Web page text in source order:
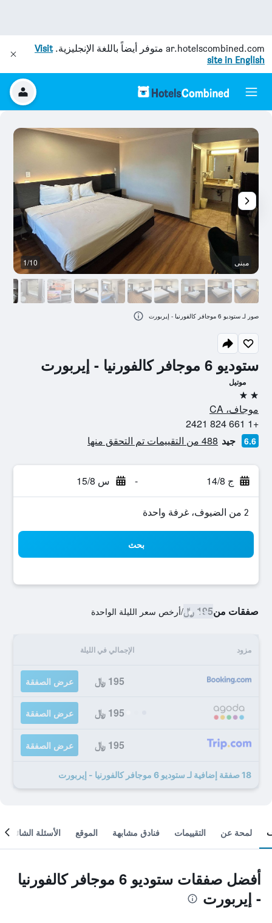
ar.hotelscombined.com متوفر أيضاً باللغة الإنجليزية.Visit
site in English
ستوديو 6 موجافر كالفورنيا - إيربورت
موتيل
2 نجمتين
موجاف، CA
+1 661 824 2421
6.6 جيد 488 من التقييمات تم التحقق منها
ج 14/8 - س 15/8
2 من الضيوف، غرفة واحدة
بحث
صفقات من195 ﷼ /أرخص سعر الليلة الواحدة
مزود الإجمالي في الليلة
195 ﷼ عرض الصفقة
195 ﷼ عرض الصفقة
195 ﷼ عرض الصفقة
18 صفقة إضافية لـ ستوديو 6 موجافر كالفورنيا - إيربورت
مبنى 1/10
صور لـ ستوديو 6 موجافر كالفورنيا - إيربورت
لمحة عن التقييمات فنادق مشابهة الموقع الأسئلة الشائعة
أفضل صفقات ستوديو 6 موجافر كالفورنيا
- إيربورت